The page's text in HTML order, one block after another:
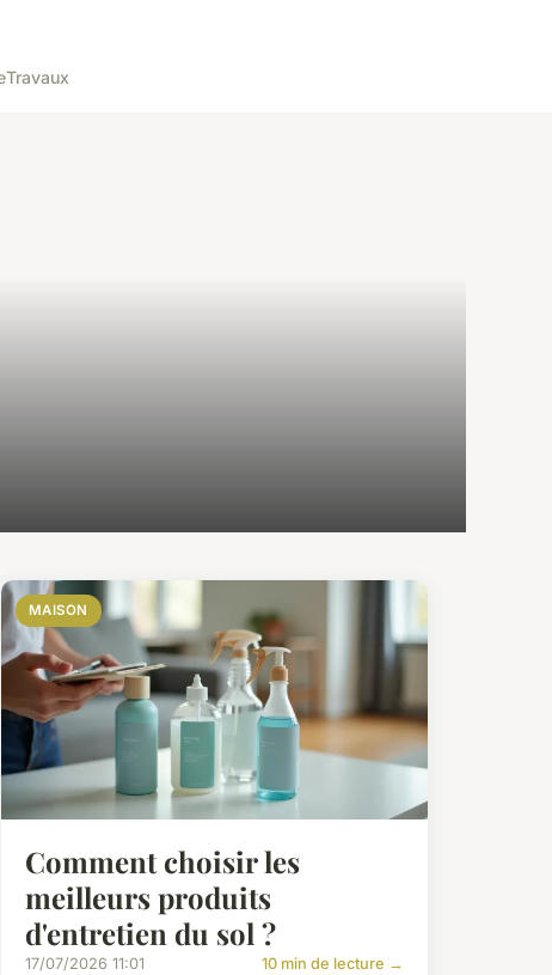
Travaux
MAISON
Comment choisir les
meilleurs produits
d'entretien du sol ?
17/07/2026 11:01 10 min de lecture →